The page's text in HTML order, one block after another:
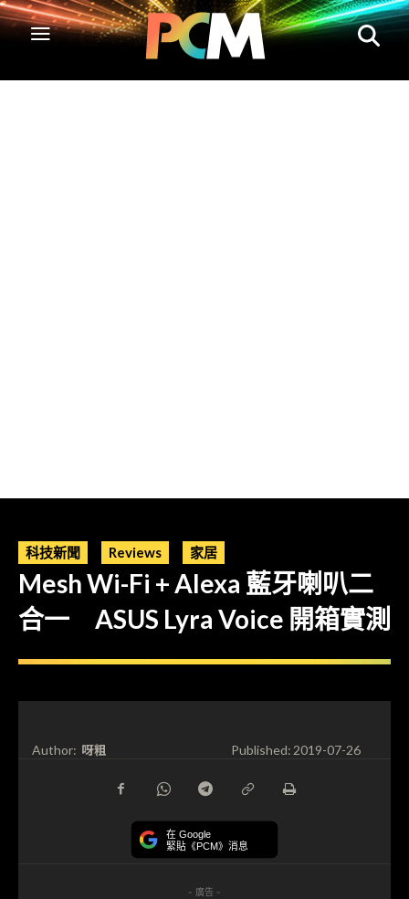
科技新聞 Reviews 家居
Mesh Wi-Fi + Alexa 藍牙喇叭二
合一 ASUS Lyra Voice 開箱實測
Author: 呀粗 Published:2019-07-26
在 Google
緊貼《PCM》消息
- 廣告 -